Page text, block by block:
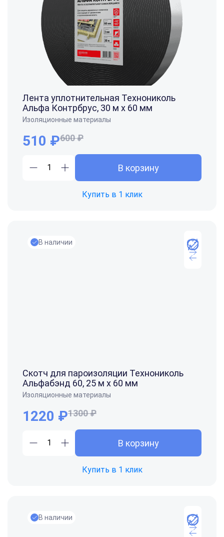
Лента уплотнительная Технониколь
Альфа Контрбрус, 30 м х 60 мм
Изоляционные материалы
510 ₽600 ₽
В корзину
Купить в 1 клик
В наличии
Скотч для пароизоляции Технониколь
Альфабэнд 60, 25 м х 60 мм
Изоляционные материалы
1220 ₽1300 ₽
В корзину
Купить в 1 клик
В наличии